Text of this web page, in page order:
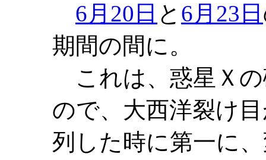
6月20日 と 6月23日
期間の間に。
これは、惑星Ｘ
ので、大西洋裂け
列した時に第一に